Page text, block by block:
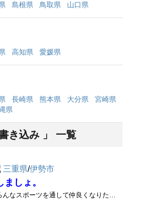
島根県 鳥取県 山口県
高知県 愛媛県
長崎県 熊本県 大分県
宮崎県
県
き込み 」 一覧
三重県/伊勢市
しょ。
運動大好き！いろんなスポーツを通して仲良くなりたいです(^-^)どんな運動が好きです？一緒にやりましょう♪